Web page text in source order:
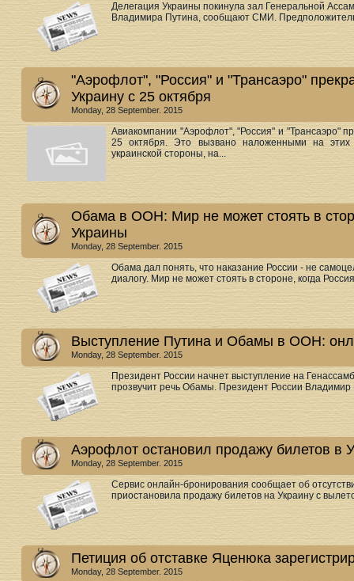
Делегация Украины покинула зал Генеральной
Владимира Путина, сообщают СМИ.
"Аэрофлот", "Россия" и "Трансаэро"
Украину с 25 октября
Monday, 28 September. 2015
Авиакомпании "Аэрофлот", "Россия" и "Трансаэро"
25 октября. Это вызвано наложенными на этих
украинской стороны, на...
Обама в ООН: Мир не может стоять в
Украины
Monday, 28 September. 2015
Обама дал понять, что наказание России - не
диалогу. Мир не может стоять в стороне, когда
Выступление Путина и Обамы в ООН:
Monday, 28 September. 2015
Президент России начнет выступление на
прозвучит речь Обамы. Президент России
Аэрофлот остановил продажу билетов в
Monday, 28 September. 2015
Сервис онлайн-бронирования сообщает об
приостановила продажу билетов на Украину с
Петиция об отставке Яценюка
Monday, 28 September. 2015